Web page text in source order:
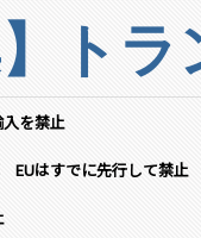
】ト
を禁止
EUはすでに先行して禁止